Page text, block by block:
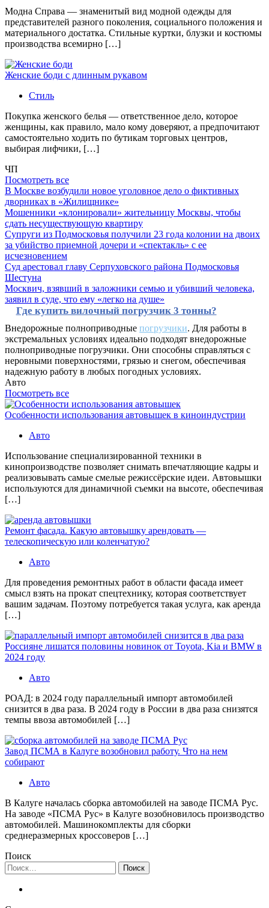
Модна Справа — знаменитый вид модной одежды для
представителей разного поколения, социального положения и
материального достатка. Стильные куртки, блузки и костюмы
производства всемирно […]
Женские боди с длинным рукавом
Стиль
Покупка женского белья — ответственное дело, которое
женщины, как правило, мало кому доверяют, а предпочитают
самостоятельно ходить по бутикам торговых центров,
выбирая лифчики, […]
ЧП
Посмотреть все
В Москве возбудили новое уголовное дело о фиктивных
дворниках в «Жилищнике»
Мошенники «клонировали» жительницу Москвы, чтобы
сдать несуществующую квартиру
Супруги из Подмосковья получили 23 года колонии на двоих
за убийство приемной дочери и «спектакль» с ее
исчезновением
Суд арестовал главу Серпуховского района Подмосковья
Шестуна
Москвич, взявший в заложники семью и убивший человека,
заявил в суде, что ему «легко на душе»
Где купить вилочный погрузчик 3 тонны?
Внедорожные полноприводные погрузчики. Для работы в
экстремальных условиях идеально подходят внедорожные
полноприводные погрузчики. Они способны справляться с
неровными поверхностями, грязью и снегом, обеспечивая
надежную работу в любых погодных условиях.
Авто
Посмотреть все
Особенности использования автовышек в киноиндустрии
Авто
Использование специализированной техники в
кинопроизводстве позволяет снимать впечатляющие кадры и
реализовывать самые смелые режиссёрские идеи. Автовышки
используются для динамичной съемки на высоте, обеспечивая
[…]
Ремонт фасада. Какую автовышку арендовать —
телескопическую или коленчатую?
Авто
Для проведения ремонтных работ в области фасада имеет
смысл взять на прокат спецтехнику, которая соответствует
вашим задачам. Поэтому потребуется такая услуга, как аренда
[…]
Россияне лишатся половины новинок от Toyota, Kia и BMW в
2024 году
Авто
РОАД: в 2024 году параллельный импорт автомобилей
снизится в два раза. В 2024 году в России в два раза снизятся
темпы ввоза автомобилей […]
Завод ПСМА в Калуге возобновил работу. Что на нем
собирают
Авто
В Калуге началась сборка автомобилей на заводе ПСМА Рус.
На заводе «ПСМА Рус» в Калуге возобновилось производство
автомобилей. Машинокомплекты для сборки
среднеразмерных кроссоверов […]
Поиск
Найти: